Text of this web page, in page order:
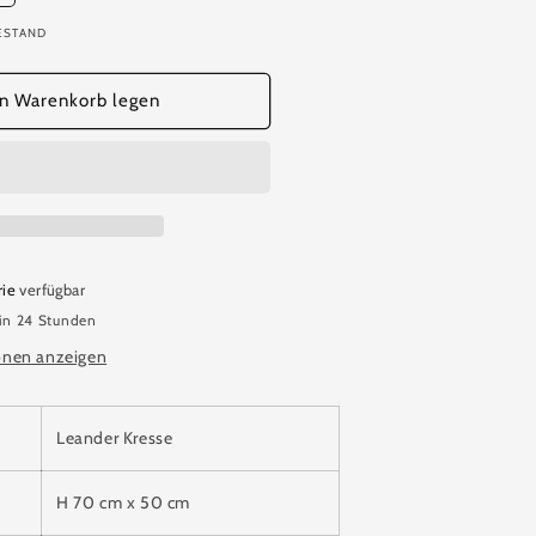
Warenkorb legen
verfügbar
24 Stunden
anzeigen
Leander Kresse
H 70 cm x 50 cm